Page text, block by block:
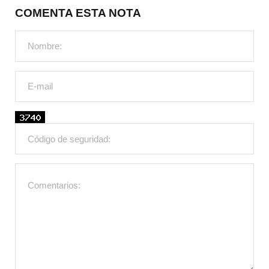
COMENTA ESTA NOTA